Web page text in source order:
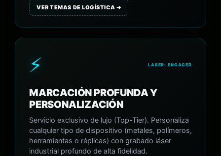
VER TEMAS DE LOGÍSTICA ➔
⚡ LASER: ENGAGED
MARCACIÓN PROFUNDA Y
PERSONALIZACIÓN
Servicio exclusivo de lujo (Top-Tier). Personaliza
cualquier tipo de dispositivo (metales, polímeros,
herramientas o réplicas) con grabado láser
industrial profundo de alta fidelidad.